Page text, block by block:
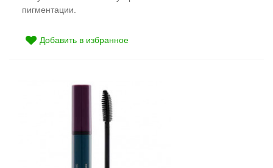
пигментации.
Добавить в избранное